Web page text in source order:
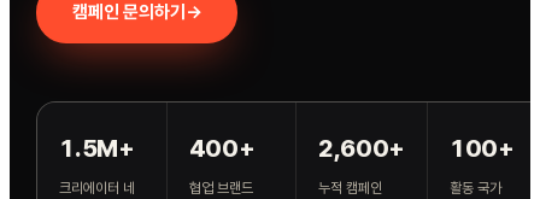
캠페인 문의하기 →
1.5M+
크리에이터 네
400+
협업 브랜드
2,600+
누적 캠페인
100+
활동 국가